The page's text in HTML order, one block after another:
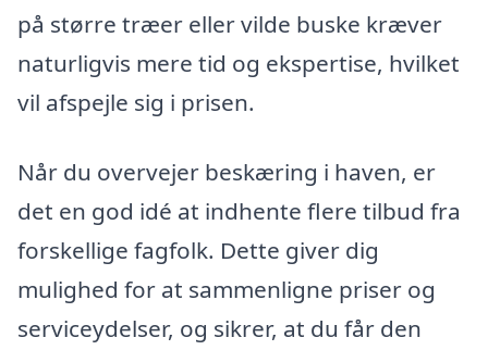
på større træer eller vilde buske kræver
naturligvis mere tid og ekspertise, hvilket
vil afspejle sig i prisen.
Når du overvejer beskæring i haven, er
det en god idé at indhente flere tilbud fra
forskellige fagfolk. Dette giver dig
mulighed for at sammenligne priser og
serviceydelser, og sikrer, at du får den